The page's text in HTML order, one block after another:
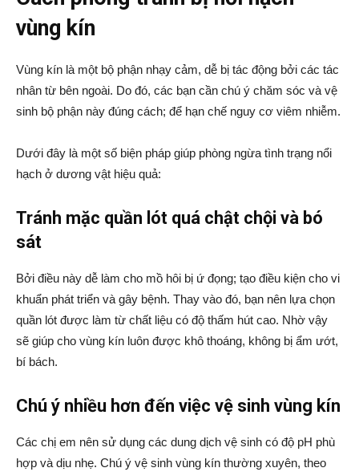
vùng kín
Vùng kín là một bộ phận nhạy cảm, dễ bị tác động bởi các tác
nhân từ bên ngoài. Do đó, các bạn cần chú ý chăm sóc và vệ
sinh bộ phận này đúng cách; để hạn chế nguy cơ viêm nhiễm.
Dưới đây là một số biện pháp giúp phòng ngừa tình trạng nổi
hạch ở dương vật hiệu quả:
Tránh mặc quần lót quá chật chội và bó
sát
Bởi điều này dễ làm cho mồ hôi bị ứ đọng; tạo điều kiện cho vi
khuẩn phát triển và gây bệnh. Thay vào đó, bạn nên lựa chọn
quần lót được làm từ chất liệu có độ thấm hút cao. Nhờ vậy
sẽ giúp cho vùng kín luôn được khô thoáng, không bị ẩm ướt,
bí bách.
Chú ý nhiều hơn đến việc vệ sinh vùng kín
Các chị em nên sử dụng các dung dịch vệ sinh có độ pH phù
hợp và dịu nhẹ. Chú ý vệ sinh vùng kín thường xuyên, theo